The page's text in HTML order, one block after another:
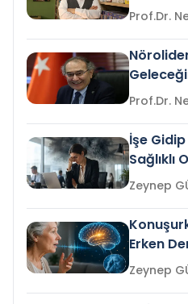
İşe
Sağlıklı
Gelir mi?
Erken
mi?